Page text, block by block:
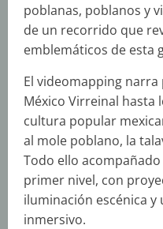
poblanas, poblanos y
de un recorrido que
emblemáticos de esta
El videomapping narra
México Virreinal hasta
cultura popular
al mole poblano, la
Todo ello
primer nivel, con
iluminación escénica
inmersivo.